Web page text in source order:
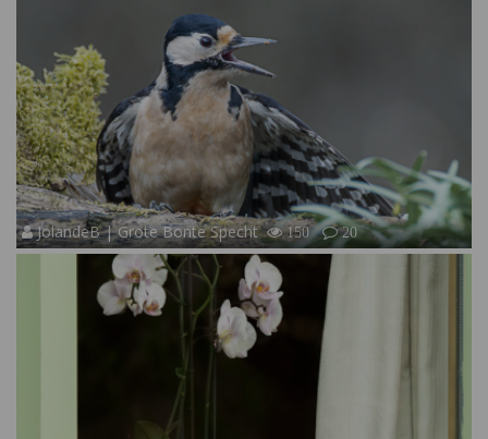
JolandeB | Grote Bonte Specht 150 20